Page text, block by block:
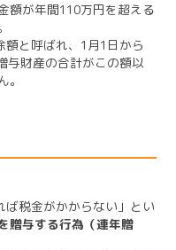
額が年間110万円を超える
と呼ばれ、1月1日から
与財産の合計がこの額以
税金がかからない」とい
贈与する行為（連年贈